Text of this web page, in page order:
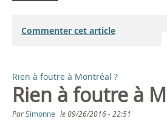
Commenter cet article
Rien à foutre à Montréal ?
Rien à foutre à
ParSimonne le09/26/2016 - 22:51